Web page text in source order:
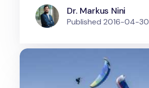
Dr. Markus Nini
Published 2016-04-30